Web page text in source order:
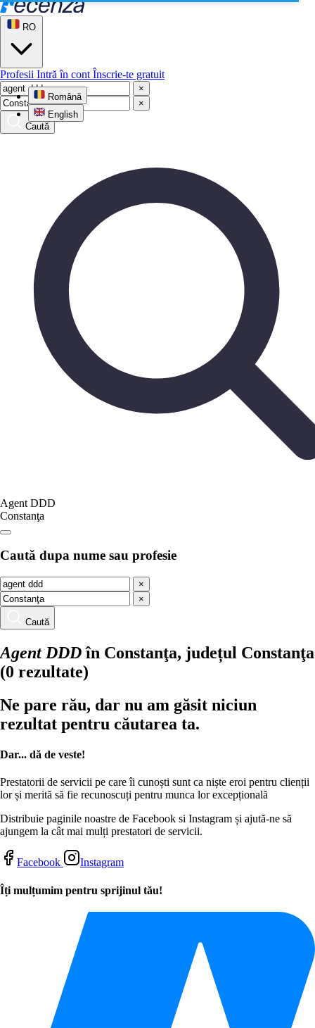
RO
Română
English
Profesii Intră în cont Înscrie-te gratuit
×
×
Caută
Agent DDD
Constanţa
Caută dupa nume sau profesie
×
×
Caută
Agent DDDîn Constanţa, județul Constanţa
(0 rezultate)
Ne pare rău, dar nu am găsit niciun
rezultat pentru căutarea ta.
Dar... dă de veste!
Prestatorii de servicii pe care îi cunoști sunt ca niște eroi pentru clienții
lor și merită să fie recunoscuți pentru munca lor excepțională
Distribuie paginile noastre de Facebook si Instagram și ajută-ne să
ajungem la cât mai mulți prestatori de servicii.
Facebook Instagram
Îți mulțumim pentru sprijinul tău!